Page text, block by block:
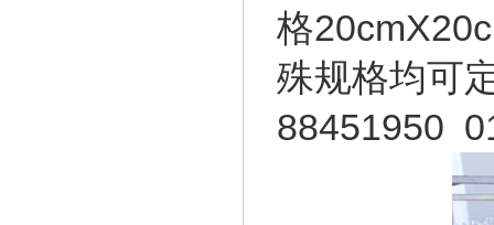
格
殊规格均可
88451950